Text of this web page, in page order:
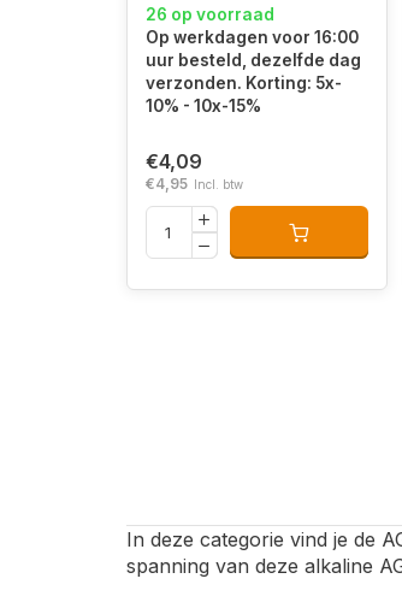
26 op voorraad
Op werkdagen voor 16:00
uur besteld, dezelfde dag
verzonden. Korting: 5x-
10% - 10x-15%
€4,09
€4,95 Incl. btw
In deze categorie vind je de
spanning van deze alkaline